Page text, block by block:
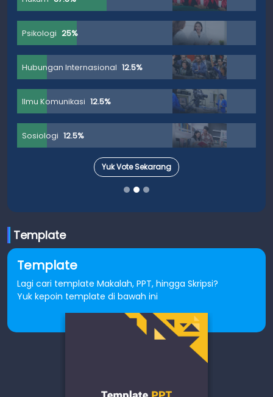
Psikologi 25%
Hubungan Internasional 12.5%
Ilmu Komunikasi 12.5%
Sosiologi 12.5%
Yuk Vote Sekarang
Template
Template
Lagi cari template Makalah, PPT, hingga Skripsi?
Yuk kepoin template di bawah ini